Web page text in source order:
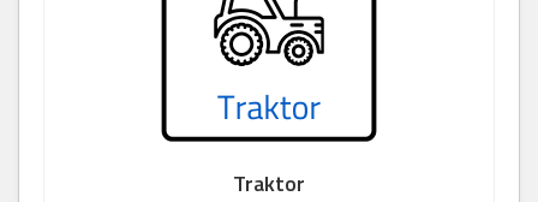
Traktor